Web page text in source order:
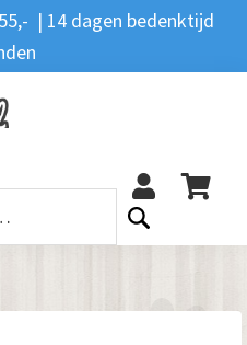
| 14 dagen bedenktijd